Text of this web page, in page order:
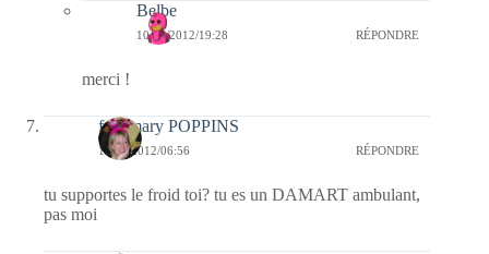
Belbe
10/02/2012/19:28 RÉPONDRE
merci !
fabymary POPPINS
10/02/2012/06:56 RÉPONDRE
tu supportes le froid toi? tu es un DAMART ambulant,
pas moi